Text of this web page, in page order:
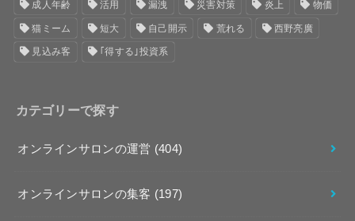
成人年齢 活用 漏洩 災害対策 炎上 物価
猫ミーム 短大 自己開示 荒れる 西野亮廣
見込み客 ｢得する｣投資系
カテゴリーで探す
オンラインサロンの運営 (404)
オンラインサロンの集客 (197)